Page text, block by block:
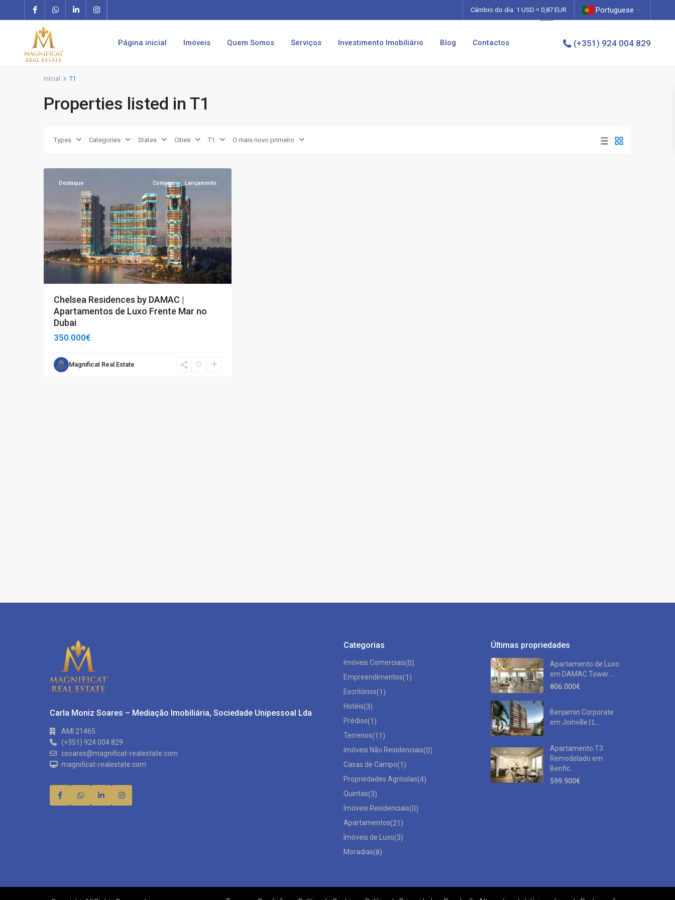
Câmbio do dia: 1 USD = 0,87 EUR Portuguese ▼
Página inicial Imóveis Quem Somos Serviços Investimento Imobiliário Blog Contactos (+351) 924 004 829
Inicial T1
Properties listed in T1
Types Categories States Cities T1 O mais novo primeiro
Destaque Comprar Lançamento
Chelsea Residences by DAMAC |
Apartamentos de Luxo Frente Mar no
Dubai
350.000€
Magnificat Real Estate
Carla Moniz Soares – Mediação Imobiliária, Sociedade Unipessoal Lda
AMI 21465
(+351) 924 004 829
csoares@magnificat-realestate.com
magnificat-realestate.com
Categorias
Imóveis Comerciais(0)
Empreendimentos(1)
Escritórios(1)
Hotéis(3)
Prédios(1)
Terrenos(11)
Imóveis Não Residenciais(0)
Casas de Campo(1)
Propriedades Agrícolas(4)
Quintas(3)
Imóveis Residenciais(0)
Apartamentos(21)
Imóveis de Luxo(3)
Moradias(8)
Últimas propriedades
Apartamento de Luxo
em DAMAC Tower ...
806.000€
Benjamin Corporate
em Joinville | L...
Apartamento T3
Remodelado em
Benfic...
599.900€